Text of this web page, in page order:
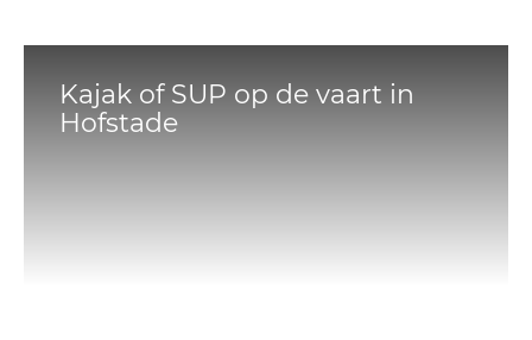
Kajak of SUP op de vaart in
Hofstade